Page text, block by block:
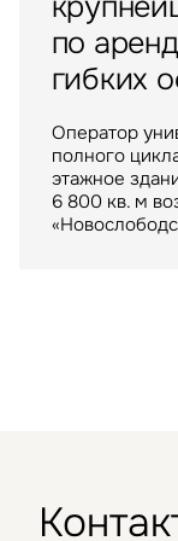
по
гибких
Оператор
полного
этажное
6 800 кв. м
ИП
Крупнейший
арендатором
«РУСИЧ
у
один из
ТРЦ
м. был
в 2009 году